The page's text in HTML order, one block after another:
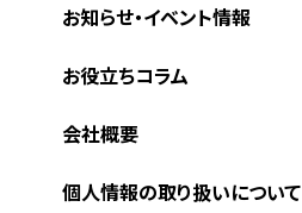
お知らせ・イベント情報
お役立ちコラム
会社概要
個人情報の取り扱いについて